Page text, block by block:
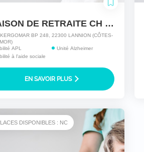
MAISON DE RETRAITE CH LANNION
BP 248, 22300 LANNION (CÔTES-
APL
à l'aide sociale
Unité Alzheimer
EN SAVOIR PLUS
DISPONIBLES : NC